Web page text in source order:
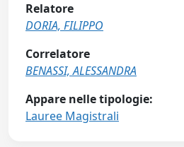
Relatore
DORIA, FILIPPO
Correlatore
BENASSI, ALESSANDRA
Appare nelle tipologie:
Lauree Magistrali